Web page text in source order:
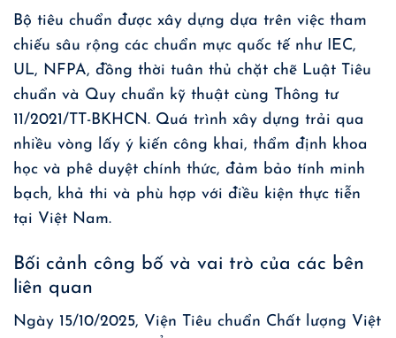
Bộ tiêu chuẩn được xây dựng dựa trên việc tham
chiếu sâu rộng các chuẩn mực quốc tế như IEC,
UL, NFPA, đồng thời tuân thủ chặt chẽ Luật Tiêu
chuẩn và Quy chuẩn kỹ thuật cùng Thông tư
11/2021/TT-BKHCN. Quá trình xây dựng trải qua
nhiều vòng lấy ý kiến công khai, thẩm định khoa
học và phê duyệt chính thức, đảm bảo tính minh
bạch, khả thi và phù hợp với điều kiện thực tiễn
tại Việt Nam.
Bối cảnh công bố và vai trò của các bên
liên quan
Ngày 15/10/2025, Viện Tiêu chuẩn Chất lượng Việt